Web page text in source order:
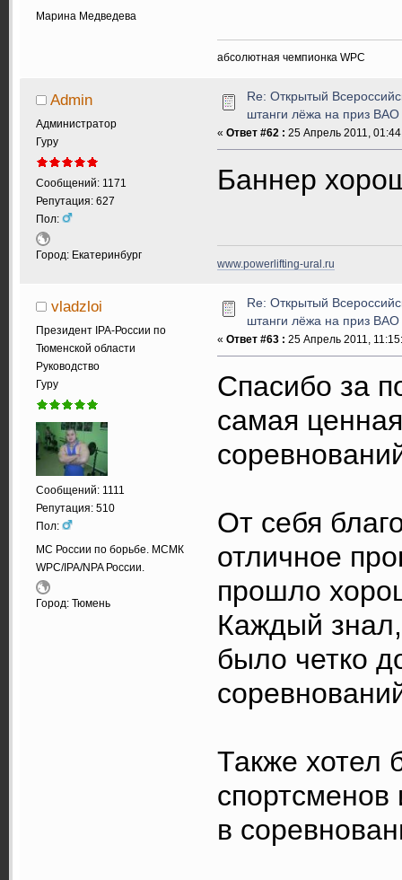
Марина Медведева
абсолютная чемпионка WPC
Admin
Администратор
Гуру
Сообщений: 1171
Репутация: 627
Пол:
Город: Екатеринбург
Re: Открытый
штанги лёжа на приз ВАО
« Ответ #62 : 25 Апрель 2011,
Баннер
www.powerlifting-ural.ru
vladzloi
Президент IPA-России по
Тюменской области
Руководство
Гуру
Сообщений: 1111
Репутация: 510
Пол:
МС России по борьбе. МСМК
WPC/IPA/NPA России.
Город: Тюмень
Re: Открытый
штанги лёжа на приз ВАО
« Ответ #63 : 25 Апрель 2011,
Спасибо за
самая
От себя
отличное
прошло
Каждый
было четко
Также хотел
спортсменов
в